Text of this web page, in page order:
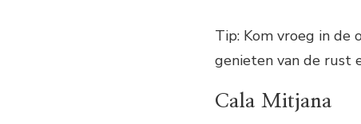
Tip: Kom vroeg in
genieten van de rust
Cala Mitjana